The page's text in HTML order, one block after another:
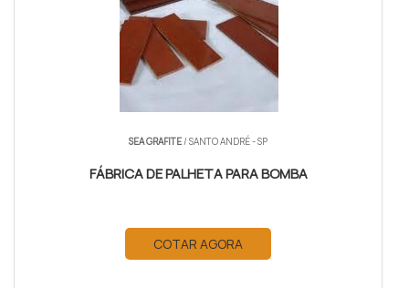
SEA GRAFITE/ SANTO ANDRÉ - SP
FÁBRICA DE PALHETA PARA BOMBA
COTAR AGORA